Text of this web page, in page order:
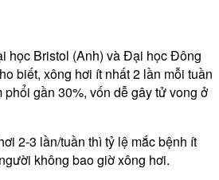
học Bristol (Anh) và Đại học Đông
biết, xông hơi ít nhất 2 lần mỗi tuần
gần 30%, vốn dễ gây tử vong ở
2-3 lần/tuần thì tỷ lệ mắc bệnh ít
không bao giờ xông hơi.